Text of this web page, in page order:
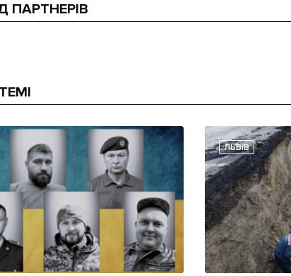
ПАРТНЕРІВ
ЛЬВІВ